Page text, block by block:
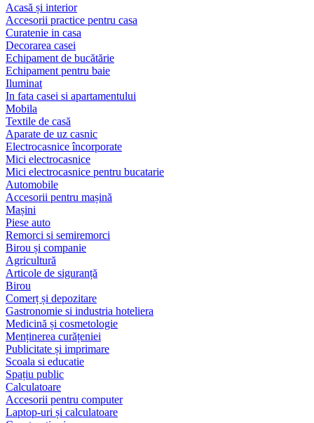
Acasă și interior
Accesorii practice pentru casa
Curatenie in casa
Decorarea casei
Echipament de bucătărie
Echipament pentru baie
Iluminat
In fata casei si apartamentului
Mobila
Textile de casă
Aparate de uz casnic
Electrocasnice încorporate
Mici electrocasnice
Mici electrocasnice pentru bucatarie
Automobile
Accesorii pentru mașină
Mașini
Piese auto
Remorci si semiremorci
Birou și companie
Agricultură
Articole de siguranță
Birou
Comerț și depozitare
Gastronomie si industria hoteliera
Medicină și cosmetologie
Menținerea curățeniei
Publicitate și imprimare
Scoala si educatie
Spațiu public
Calculatoare
Accesorii pentru computer
Laptop-uri și calculatoare